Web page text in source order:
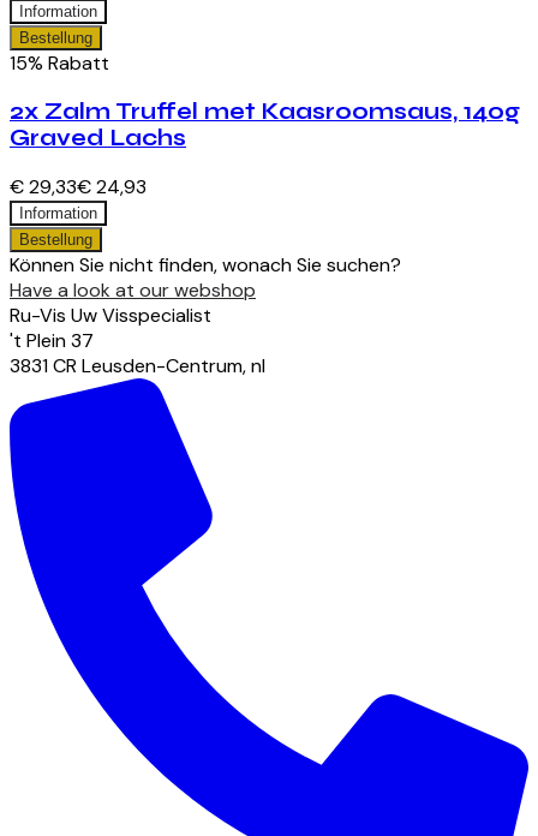
Information
Bestellung
15% Rabatt
2x Zalm Truffel met Kaasroomsaus, 140g
Graved Lachs
€ 29,33€ 24,93
Information
Bestellung
Können Sie nicht finden, wonach Sie suchen?
Have a look at our webshop
Ru-Vis Uw Visspecialist
't Plein37
3831 CR Leusden-Centrum,nl